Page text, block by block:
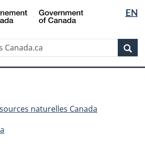
Passer
au
principal
Passer
à
sujet
du
gouvernement »
Passer
à
version
HTML
simplifiée
la
langue
EN
naturelles Canada